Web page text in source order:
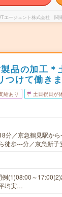
エージェント株式会社 関
品の加工
つけて働き
給あり 土日祝日が
分／京急鶴見駅か
徒歩---分／京急新子
(1)08:00～
均実…